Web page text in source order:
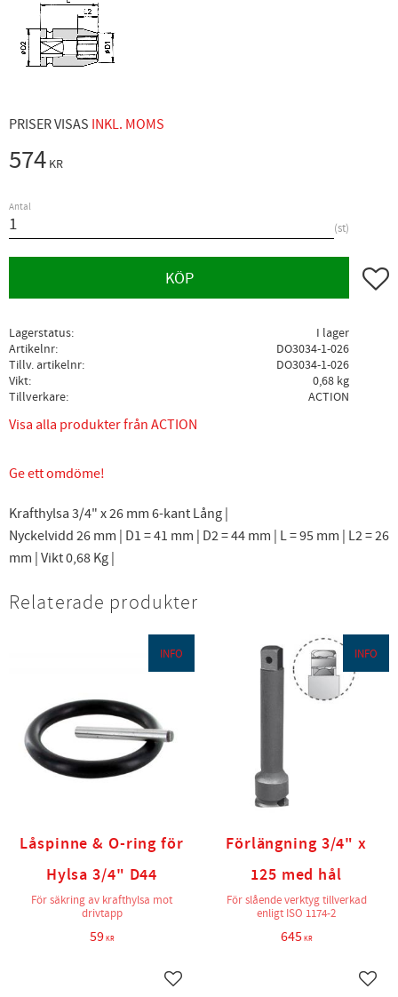
PRISER VISAS INKL. MOMS
574 KR
Antal
st
KÖP Lägg
Lagerstatus
I lager
Artikelnr
DO3034-1-026
Tillv. artikelnr
DO3034-1-026
Vikt
0,68 kg
Tillverkare
ACTION
Visa alla produkter från ACTION
Ge ett omdöme!
Krafthylsa 3/4" x 26 mm 6-kant Lång |
Nyckelvidd 26 mm | D1 = 41 mm | D2 = 44 mm | L = 95 mm | L2 = 26
mm | Vikt 0,68 Kg |
Relaterade produkter
Låspinne & O-ring för
Hylsa 3/4" D44
För säkring av krafthylsa mot
drivtapp
59KR
Lägg till i favoriter
INFO
Förlängning 3/4" x
125 med hål
För slående verktyg tillverkad
enligt ISO 1174-2
645KR
INFO